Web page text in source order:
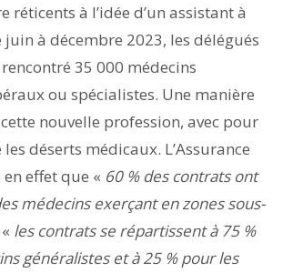
réticents à l’idée d’un assistant à
juin à décembre 2023, les délégués
35 000 médecins
ou spécialistes. Une manière
nouvelle profession, avec pour
déserts médicaux. L’Assurance
effet que « 60 % des contrats ont
médecins exerçant en zones sous-
les contrats se répartissent à 75 %
généralistes et à 25 % pour les